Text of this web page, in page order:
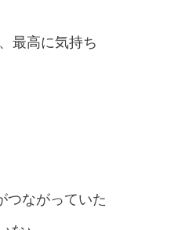
最高に気持ち
つながっていた